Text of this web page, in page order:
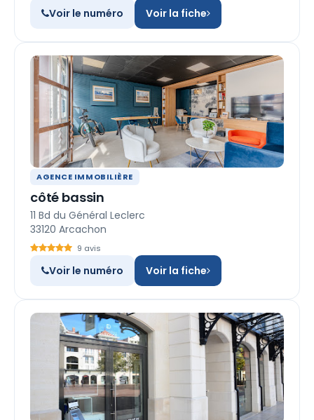
Voir le numéro Voir la fiche
AGENCE IMMOBILIÈRE
côté bassin
11 Bd du Général Leclerc
33120 Arcachon
9 avis
Voir le numéro Voir la fiche